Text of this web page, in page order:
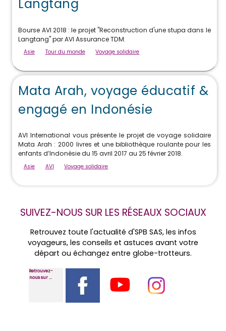
Langtang
Bourse AVI 2018 : le projet "Reconstruction d'une stupa dans le
Langtang" par AVI Assurance TDM.
Asie Tour du monde Voyage solidaire
Mata Arah, voyage éducatif &
engagé en Indonésie
AVI International vous présente le projet de voyage solidaire
Mata Arah : 2000 livres et une bibliothèque roulante pour les
enfants d’Indonésie du 15 avril 2017 au 25 février 2018.
Asie AVI Voyage solidaire
SUIVEZ-NOUS SUR LES RÉSEAUX SOCIAUX
Retrouvez toute l'actualité d'SPB SAS, les infos
voyageurs, les conseils et astuces avant votre
départ ou échangez entre globe-trotteurs.
Retrouvez-
nous sur ...